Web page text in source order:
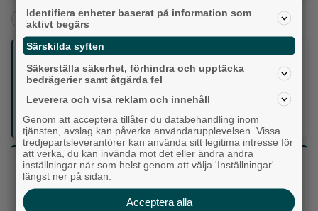
Partille + Politik + Val 2026
Följ oss på sociala medier:
Din enda lokaltidning som kommer på papper och är helt
GRATIS!
Lokalpressen, på webben, i brevlådan och sociala medier.
Vilket parti skulle du rösta på om det var val
idag?
Identifiera enheter baserat på information som
aktivt begärs
Särskilda syften
Säkerställa säkerhet, förhindra och upptäcka
bedrägerier samt åtgärda fel
Leverera och visa reklam och innehåll
Genom att acceptera tillåter du databehandling inom
tjänsten, avslag kan påverka användarupplevelsen. Vissa
tredjepartsleverantörer kan använda sitt legitima intresse för
att verka, du kan invända mot det eller ändra andra
inställningar när som helst genom att välja 'Inställningar'
längst ner på sidan.
Acceptera alla